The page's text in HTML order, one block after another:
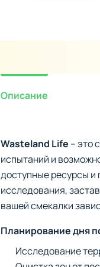
Описание
Wasteland Life – это
испытаний и
доступные ресурсы и
исследования,
вашей смекалки
Планирование дня
Исследование